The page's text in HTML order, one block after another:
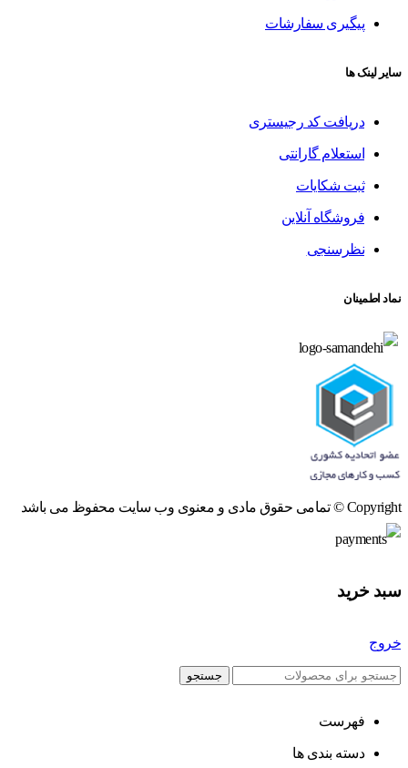
پیگیری سفارشات
سایر لینک ها
دریافت کد رجیستری
استعلام گارانتی
ثبت شکایات
فروشگاه آنلاین
نظرسنجی
نماد اطمینان
Copyright © تمامی حقوق مادی و معنوی وب سایت محفوظ می باشد
سبد خرید
خروج
جستجو
فهرست
دسته بندی ها